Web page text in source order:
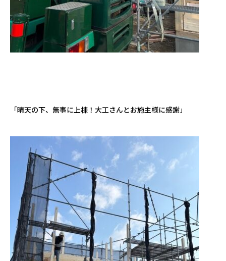
「晴天の下、無事に上棟！大工さんとお施主様に感謝」